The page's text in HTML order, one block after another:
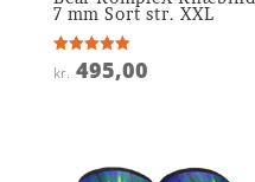
7 mm Sort str. XXL
Vurderet
5
kr. 495,00